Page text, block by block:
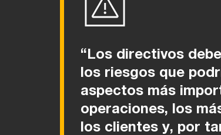
“Los directivos
los riesgos que
aspectos más
operaciones, los
los clientes y, por